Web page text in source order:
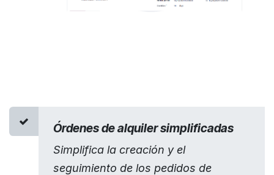
Órdenes de alquiler simplificadas
Simplifica la creación y el
seguimiento de los pedidos de